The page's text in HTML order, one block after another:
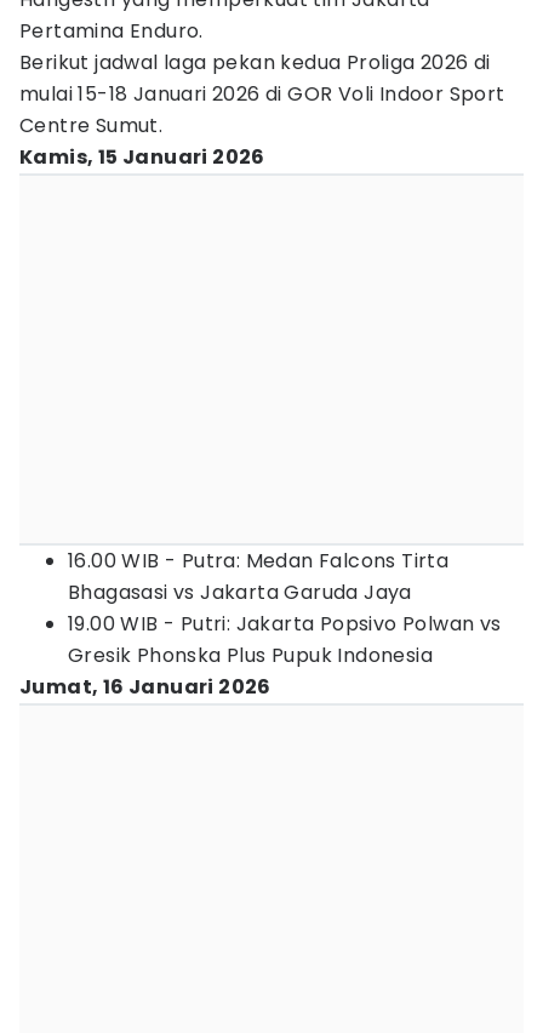
Pertamina Enduro.
Berikut jadwal laga pekan kedua Proliga 2026 di
mulai 15-18 Januari 2026 di GOR Voli Indoor Sport
Centre Sumut.
Kamis, 15 Januari 2026
16.00 WIB - Putra: Medan Falcons Tirta
Bhagasasi vs Jakarta Garuda Jaya
19.00 WIB - Putri: Jakarta Popsivo Polwan vs
Gresik Phonska Plus Pupuk Indonesia
Jumat, 16 Januari 2026